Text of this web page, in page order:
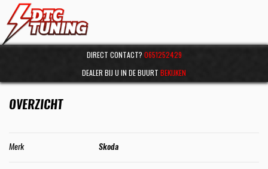
DIRECT CONTACT? 0651252429
DEALER BIJ U IN DE BUURT BEKIJKEN
OVERZICHT
Merk Skoda